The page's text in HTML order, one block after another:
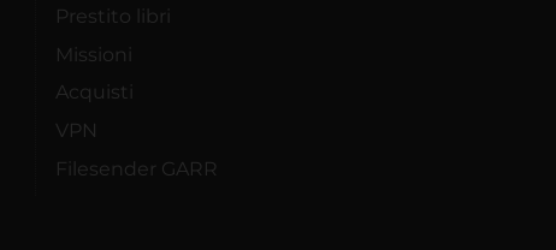
Prestito libri
Missioni
Acquisti
VPN
Filesender GARR